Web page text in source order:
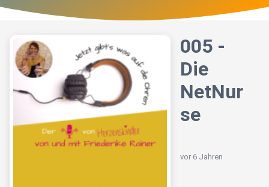
005 -
Die
NetNur
se
vor 6 Jahren